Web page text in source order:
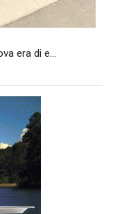
era di e...